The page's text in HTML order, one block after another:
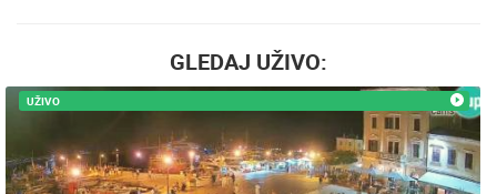
GLEDAJ UŽIVO:
UŽIVO